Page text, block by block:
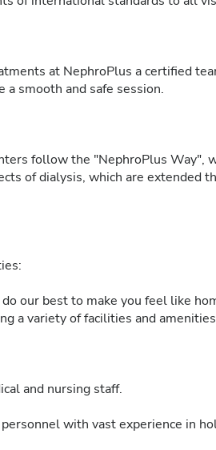
at NephroPlus a certified
a smooth and safe session.
follow the "NephroPlus Way",
of dialysis, which are extended
our best to make you feel like
a variety of facilities and
and nursing staff.
with vast experience in